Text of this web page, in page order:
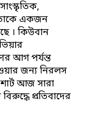
একজন
। কিউবান
আগ পর্যন্ত
জন্য নিরলস
আজ সারা
প্রতিবাদের